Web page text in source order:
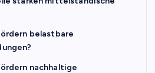
belastbare
nachhaltige